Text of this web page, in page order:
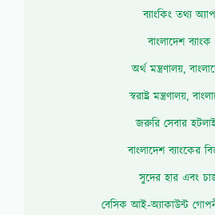
ব্যাংকিং তথ্য অ্যাপ
বাংলাদেশ ব্যাংক
অর্থ মন্ত্রণালয়,
স্বরাষ্ট্র মন্ত্রণালয়,
জরুরি সেবার
বাংলাদেশ ব্যাংকের
সুদের হার এবং
বেসিক আই-অ্যাকাউন্ট